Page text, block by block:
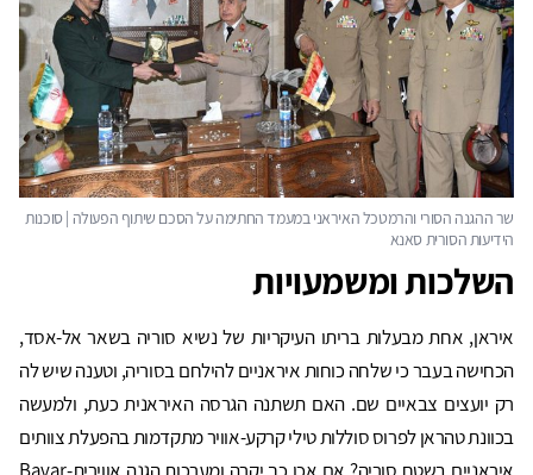
השלכות ומשמעויות
איראן, אחת מבעלות בריתו העיקריות של נשיא סוריה בשאר אל-אסד,
הכחישה בעבר כי שלחה כוחות איראניים להילחם בסוריה, וטענה שיש לה
רק יועצים צבאיים שם. האם תשתנה הגרסה האיראנית כעת, ולמעשה
בכוונת טהראן לפרוס סוללות טילי קרקע-אוויר מתקדמות בהפעלת צוותים